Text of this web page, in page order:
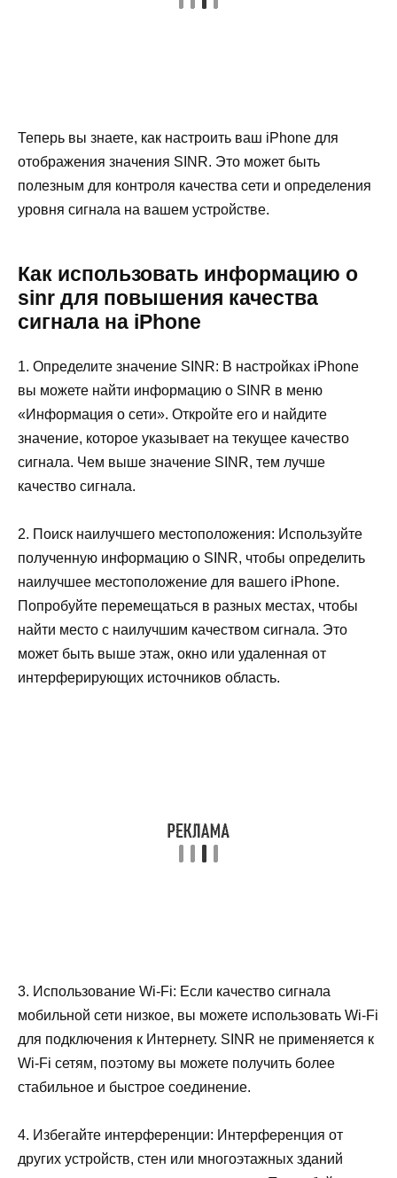
Теперь вы знаете, как настроить ваш iPhone для
отображения значения SINR. Это может быть
полезным для контроля качества сети и определения
уровня сигнала на вашем устройстве.
Как использовать информацию о
sinr для повышения качества
сигнала на iPhone
1. Определите значение SINR: В настройках iPhone
вы можете найти информацию о SINR в меню
«Информация о сети». Откройте его и найдите
значение, которое указывает на текущее качество
сигнала. Чем выше значение SINR, тем лучше
качество сигнала.
2. Поиск наилучшего местоположения: Используйте
полученную информацию о SINR, чтобы определить
наилучшее местоположение для вашего iPhone.
Попробуйте перемещаться в разных местах, чтобы
найти место с наилучшим качеством сигнала. Это
может быть выше этаж, окно или удаленная от
интерферирующих источников область.
3. Использование Wi-Fi: Если качество сигнала
мобильной сети низкое, вы можете использовать Wi-Fi
для подключения к Интернету. SINR не применяется к
Wi-Fi сетям, поэтому вы можете получить более
стабильное и быстрое соединение.
4. Избегайте интерференции: Интерференция от
других устройств, стен или многоэтажных зданий